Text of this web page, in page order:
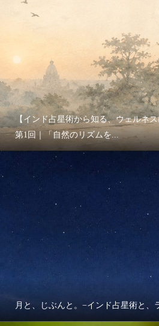
【インド占星術から知る、ウェルネ
第1回｜「自然のリズムを...
月と、じぶんと。−インド占星術と、